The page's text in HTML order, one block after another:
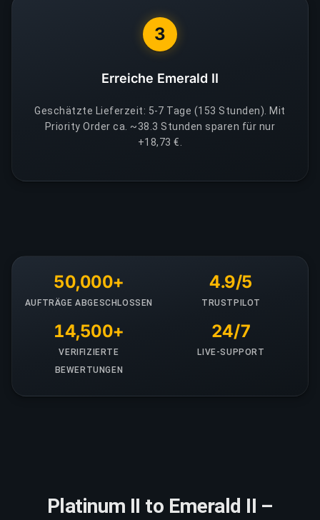
3
Erreiche Emerald II
Geschätzte Lieferzeit: 5-7 Tage (153 Stunden). Mit
Priority Order ca. ~38.3 Stunden sparen für nur
+18,73 €.
50,000+
AUFTRÄGE ABGESCHLOSSEN
4.9/5
TRUSTPILOT
14,500+
VERIFIZIERTE
BEWERTUNGEN
24/7
LIVE-SUPPORT
Platinum II to Emerald II –